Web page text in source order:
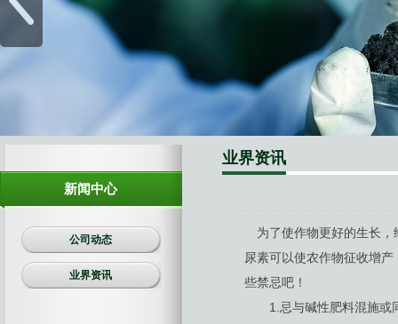
奥朴赛转鼓
生物有机肥
复合肥料
新闻中心
公司动态
业界资讯
业界资讯
为了使作物更好的生长，
尿素可以使农作物征收增
些禁忌吧！
1.忌与碱性肥料混施或同